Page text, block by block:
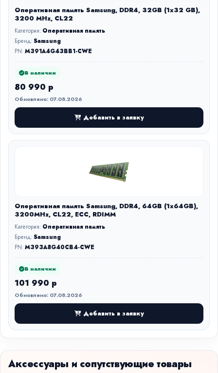
Оперативная память Samsung, DDR4, 32GB (1x32 GB),
3200 MHz, CL22
Категория: Оперативная память
Бренд:Samsung
PN:M391A4G43BB1-CWE
В наличии
80 990 р
Обновлено: 07.08.2026
Добавить в заявку
Оперативная память Samsung, DDR4, 64GB (1x64GB),
3200MHz, CL22, ECC, RDIMM
Категория: Оперативная память
Бренд:Samsung
PN:M393A8G40CB4-CWE
В наличии
101 990 р
Обновлено: 07.08.2026
Добавить в заявку
Аксессуары и сопутствующие товары